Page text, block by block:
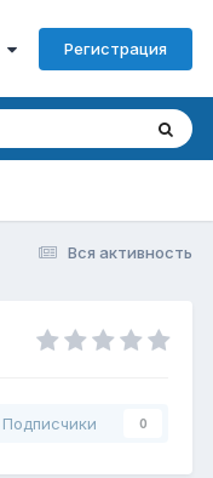
Регистрация
Вся активность
Подписчики 0